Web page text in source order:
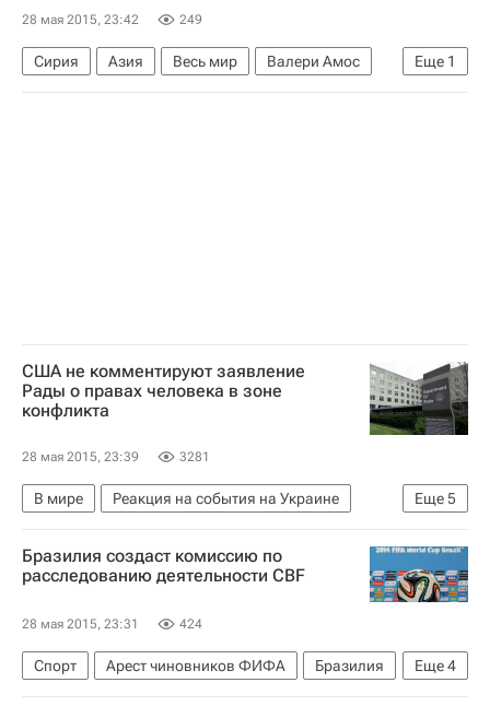
28 мая 2015, 23:42 249
Еще 1
Сирия Азия Весь мир
Валери Амос
Совет Безопасности ООН
США не комментируют заявление
Рады о правах человека в зоне
конфликта
28 мая 2015, 23:39 3281
Еще5
В мире
Реакция на события на Украине
США
Америка
Весь мир
Северная Америка
Бразилия создаст комиссию по
расследованию деятельности CBF
28 мая 2015, 23:31 424
Еще4
Спорт Арест чиновников ФИФА
Бразилия
Америка
Южная Америка
Весь мир